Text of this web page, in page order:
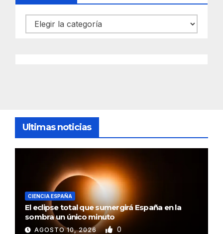
Categorías
Ultimas noticias
CIENCIA ESPAÑA
El eclipse total que sumergirá España en la
sombra un único minuto
AGOSTO 10, 2026 0